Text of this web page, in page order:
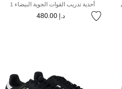
أحذية تدريب القوات الجوية البيضاء 1
د.إ 480.00